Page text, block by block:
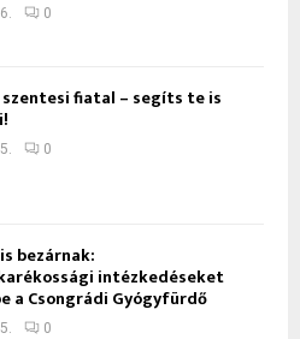
0
fiatal – segíts te is
0
bezárnak:
intézkedéseket
a Csongrádi Gyógyfürdő
0